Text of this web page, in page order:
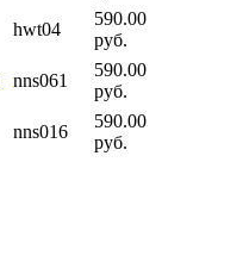
hwt04
590.00
руб.
nns061
590.00
руб.
nns016
590.00
руб.